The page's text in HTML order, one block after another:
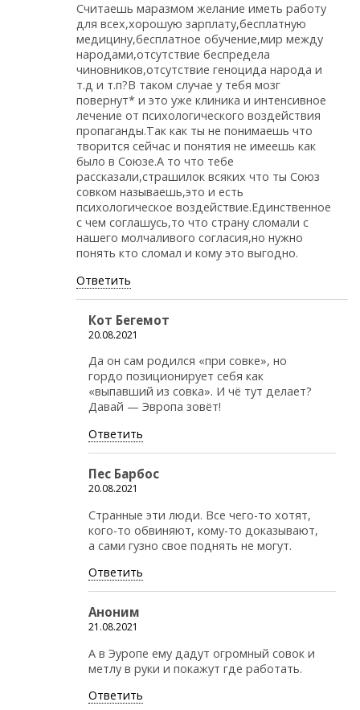
Считаешь маразмом желание иметь работу
для всех,хорошую зарплату,бесплатную
медицину,бесплатное обучение,мир между
народами,отсутствие беспредела
чиновников,отсутствие геноцида народа и
т.д и т.п?В таком случае у тебя мозг
повернут* и это уже клиника и интенсивное
лечение от психологического воздействия
пропаганды.Так как ты не понимаешь что
творится сейчас и понятия не имеешь как
было в Союзе.А то что тебе
рассказали,страшилок всяких что ты Союз
совком называешь,это и есть
психологическое воздействие.Единственное
с чем соглашусь,то что страну сломали с
нашего молчаливого согласия,но нужно
понять кто сломал и кому это выгодно.
Ответить
Кот Бегемот
20.08.2021
Да он сам родился «при совке», но
гордо позиционирует себя как
«выпавший из совка». И чё тут делает?
Давай — Эвропа зовёт!
Ответить
Пес Барбос
20.08.2021
Странные эти люди. Все чего-то хотят,
кого-то обвиняют, кому-то доказывают,
а сами гузно свое поднять не могут.
Ответить
Аноним
21.08.2021
А в Эуропе ему дадут огромный совок и
метлу в руки и покажут где работать.
Ответить